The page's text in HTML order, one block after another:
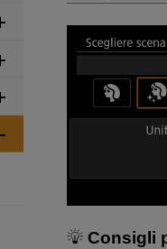
Consigli